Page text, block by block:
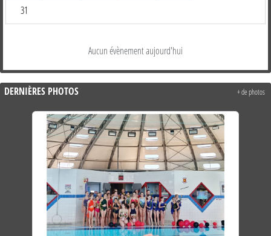
31
Aucun évènement aujourd'hui
DERNIÈRES PHOTOS + de photos